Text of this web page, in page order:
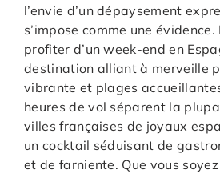
l’envie d’un dépaysement
s’impose comme une
profiter d’un week-end en
destination alliant à merveille
vibrante et plages
heures de vol séparent la
villes françaises de joyaux
un cocktail séduisant de
et de farniente. Que vous